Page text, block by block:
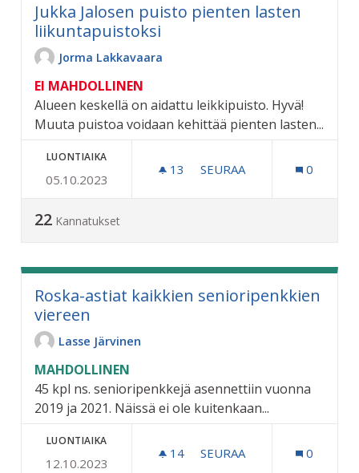
Jukka Jalosen puisto pienten lasten
liikuntapuistoksi
Jorma Lakkavaara
EI MAHDOLLINEN
Alueen keskellä on aidattu leikkipuisto. Hyvä!
Muuta puistoa voidaan kehittää pienten lasten...
LUONTIAIKA
05.10.2023
13 13 SEURAAJAA
SEURAA 0
22 Kannatukset
Roska-astiat kaikkien senioripenkkien
viereen
Lasse Järvinen
MAHDOLLINEN
45 kpl ns. senioripenkkejä asennettiin vuonna
2019 ja 2021. Näissä ei ole kuitenkaan...
LUONTIAIKA
12.10.2023
14 14 SEURAAJAA
SEURAA 0